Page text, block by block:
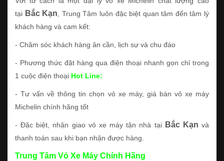
tại Bắc Kạn , Trung Tâm luôn đặc biệt quan tâm đến tâm lý
khách hàng và cam kết:
- Chăm sóc khách hàng ân cần, lịch sự và chu đáo
- Phương thức đặt hàng qua điện thoại nhanh gọn chỉ trong
1 cuộc điện thoại Hot Line:
- Tư vấn về thông tin chọn vỏ xe máy, giá bán vỏ xe máy
Michelin chính hãng tốt
- Đặc biệt, nhận giao vỏ xe máy tận nhà tại Bắc Kạn và
thanh toán sau khi bạn nhận được hàng.
Trung Tâm Vỏ Xe Máy Chính Hãng